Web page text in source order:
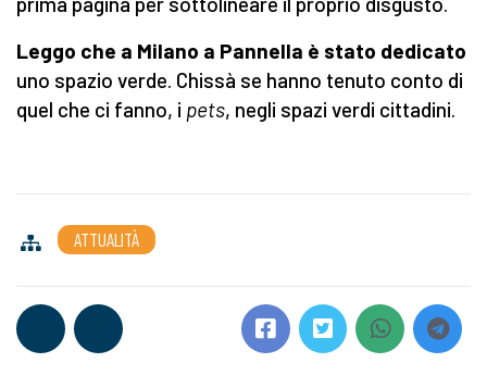
Leggo che a Milano a Pannella è stato dedicato
uno spazio verde. Chissà se hanno tenuto conto di
quel che ci fanno, i pets, negli spazi verdi cittadini.
ATTUALITÀ